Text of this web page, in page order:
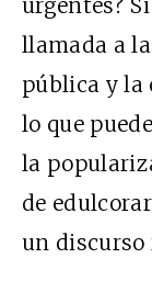
llamada a
pública y la
lo que
la
de
un discurso